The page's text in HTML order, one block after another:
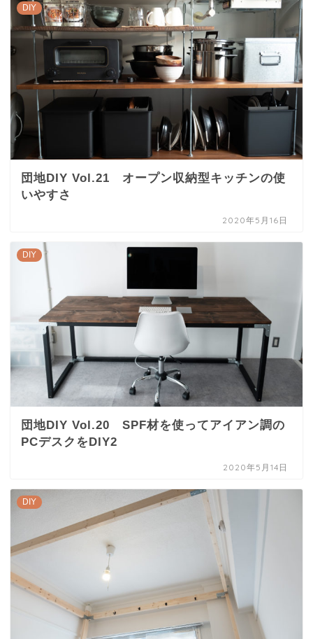
DIY
団地DIY Vol.21 オープン収納型キッチンの使
いやすさ
2020年5月16日
DIY
団地DIY Vol.20 SPF材を使ってアイアン調の
PCデスクをDIY2
2020年5月14日
DIY